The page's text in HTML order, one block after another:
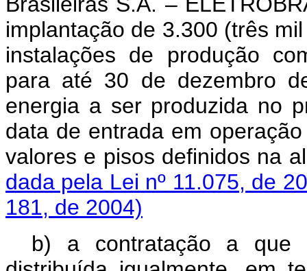
implantação de 3.300 (três
instalações de produção
para até 30 de dezembro
energia a ser produzida no
data de entrada em
valores e pisos definidos
dada pela Lei nº 11.075, de
181, de 2004)
b) a contratação a